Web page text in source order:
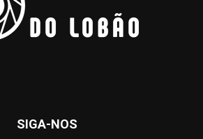
SIGA-NOS